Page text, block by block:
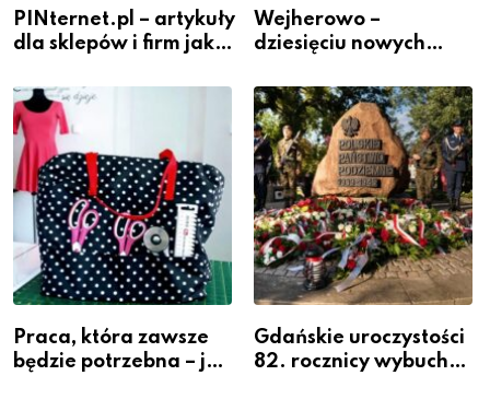
PINternet.pl – artykuły
dla sklepów i firm jako
widoczność
Wejherowo –
dziesięciu nowych
szeregach Komendy
Powiatowej
Praca, która zawsze
będzie potrzebna – jak
Gdańskie uroczystości
82. rocznicy wybuchu